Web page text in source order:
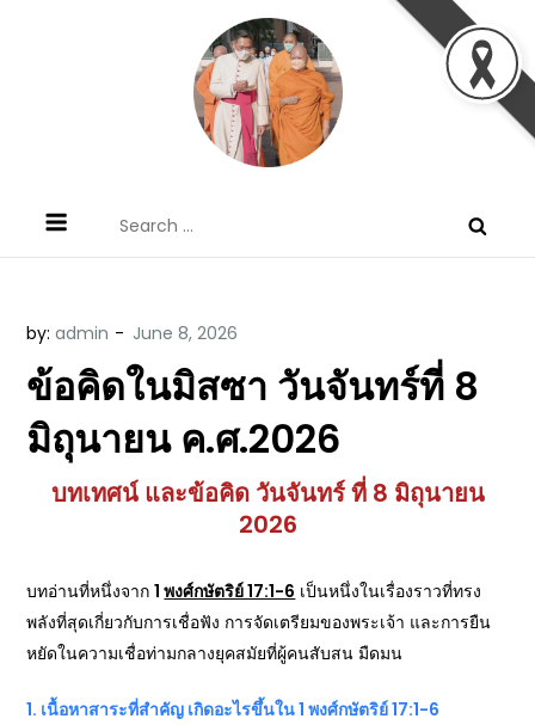
ประทานพระพรแก่พวกท่านท้งหลายเทอญ
for:
by:admin
ข้อคิดในมิสซา วันจันทร์ที่ 8
มิถุนายน ค.ศ.2026
บทเทศน์ และข้อคิด วันจันทร์ ที่ 8 มิถุนายน
2026
บทอ่านที่หนึ่งจาก1พงศ์กษัตริย์ 17:1-6 เป็นหนึ่งในเรื่องราวที่ทรง
พลังที่สุดเกี่ยวกับการเชื่อฟัง การจัดเตรียมของพระเจ้า และการยืน
หยัดในความเชื่อท่ามกลางยุคสมัยที่ผู้คนสับสน มืดมน
1. เนื้อหาสาระที่สำคัญ เกิดอะไรขึ้นใน 1พงศ์กษัตริย์ 17:1-6